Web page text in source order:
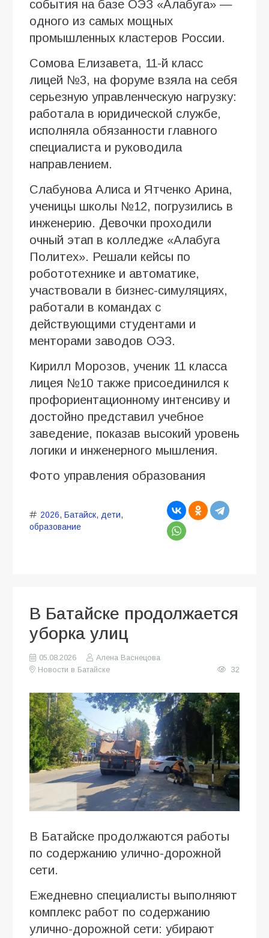
события на базе ОЭЗ «Алабуга» —
одного из самых мощных
промышленных кластеров России.
Сомова Елизавета, 11-й класс
лицей №3, на форуме взяла на себя
серьезную управленческую нагрузку:
работала в юридической службе,
исполняла обязанности главного
специалиста и руководила
направлением.
Слабунова Алиса и Ятченко Арина,
ученицы школы №12, погрузились в
инженерию. Девочки проходили
очный этап в колледже «Алабуга
Политех». Решали кейсы по
робототехнике и автоматике,
участвовали в бизнес-симуляциях,
работали в командах с
действующими студентами и
менторами заводов ОЭЗ.
Кирилл Морозов, ученик 11 класса
лицея №10 также присоединился к
профориентационному интенсиву и
достойно представил учебное
заведение, показав высокий уровень
логики и инженерного мышления.
Фото управления образования
2026, Батайск, дети,
образование
В Батайске продолжается
уборка улиц
05.08.2026
Алена Васнецова
Новости в Батайске
32
В Батайске продолжаются работы
по содержанию улично-дорожной
сети.
Ежедневно специалисты выполняют
комплекс работ по содержанию
улично-дорожной сети: убирают